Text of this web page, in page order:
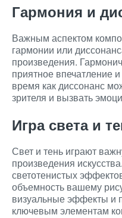
Гармония и
Важным аспектом
гармонии или
произведения.
приятное впечатление
время как диссонанс
зрителя и вызвать
Игра света и
Свет и тень играют
произведения
светотенистых
объемность вашему
визуальные эффекты и
ключевым элементам